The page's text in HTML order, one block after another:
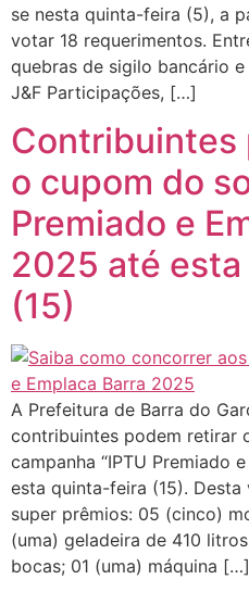
se nesta quinta-feira (5), a
votar 18 requerimentos.
quebras de sigilo bancário
J&F Participações, […]
Contribuintes
o cupom do
Premiado e
2025 até
(15)
A Prefeitura de Barra do
contribuintes podem retirar
campanha “IPTU Premiado
esta quinta-feira (15).
super prêmios: 05 (cinco)
(uma) geladeira de 410
bocas; 01 (uma) máquina […]